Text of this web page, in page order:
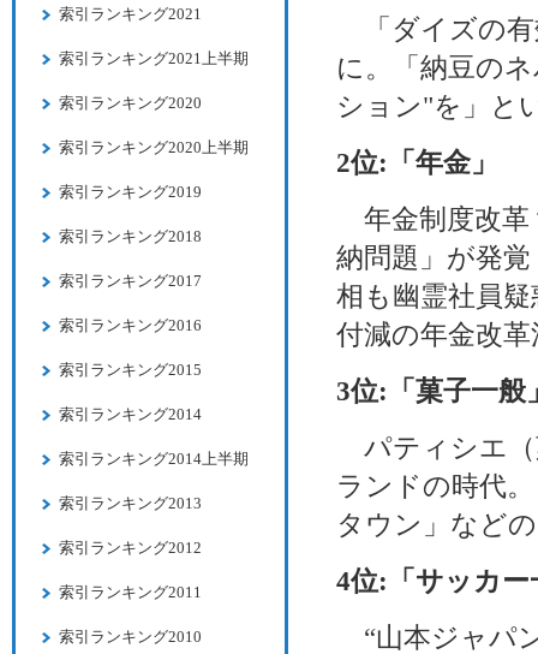
「ダイズの有
に。「納豆の
ション"を」と
2位:「年金」
年金制度改革
納問題」が発
相も幽霊社員
付減の年金改
3位:「菓子一般
パティシエ（
ランドの時代
タウン」など
4位:「サッカー
“山本ジャパ
索引ランキング2021
索引ランキング2021上半期
索引ランキング2020
索引ランキング2020上半期
索引ランキング2019
索引ランキング2018
索引ランキング2017
索引ランキング2016
索引ランキング2015
索引ランキング2014
索引ランキング2014上半期
索引ランキング2013
索引ランキング2012
索引ランキング2011
索引ランキング2010